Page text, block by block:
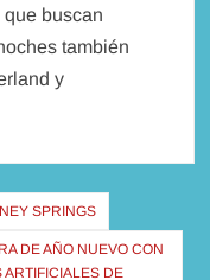
buscan
también
y
SPRINGS
DE AÑO NUEVO CON
ARTIFICIALES DE